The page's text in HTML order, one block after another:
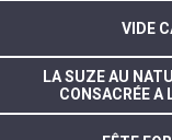
VIDE
LA SUZE AU
CONSACRÉE A